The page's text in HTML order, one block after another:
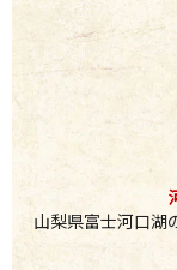
山梨県富士河口湖